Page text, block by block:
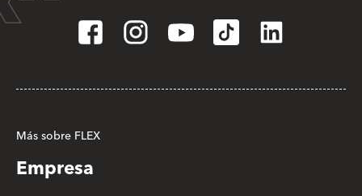
Más sobre FLEX
Empresa